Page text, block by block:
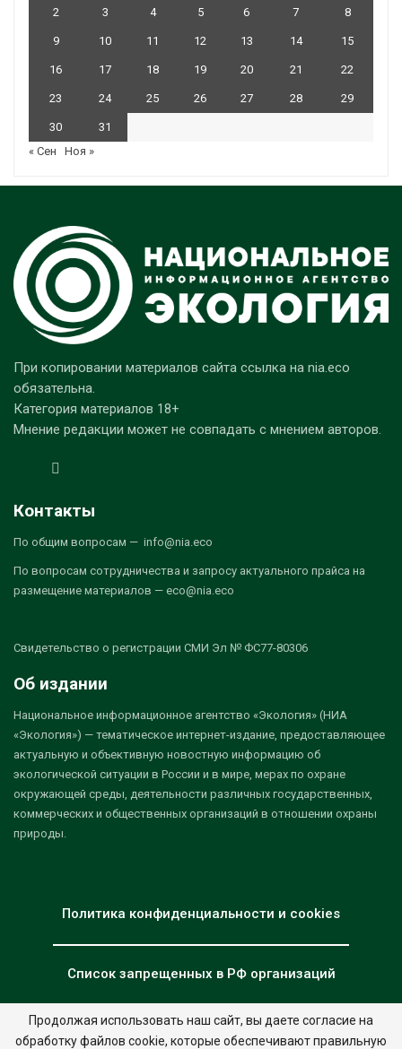
2 3 4 5 6 7 8
9 10 11 12 13 14 15
16 17 18 19 20 21 22
23 24 25 26 27 28 29
30
31
« Сен
Ноя »
При копировании материалов сайта ссылка на nia.eco
обязательна.
Категория материалов 18+
Мнение редакции может не совпадать с мнением авторов.
Контакты
По общим вопросам — info@nia.eco
По вопросам сотрудничества и запросу актуального прайса на
размещение материалов — eco@nia.eco
Свидетельство о регистрации СМИ Эл № ФС77-80306
Об издании
Национальное информационное агентство «Экология» (НИА
«Экология») — тематическое интернет-издание, предоставляющее
актуальную и объективную новостную информацию об
экологической ситуации в России и в мире, мерах по охране
окружающей среды, деятельности различных государственных,
коммерческих и общественных организаций в отношении охраны
природы.
Политика конфиденциальности и cookies
Список запрещенных в РФ организаций
© 2026 - НИА "Экология". Все права защищены. Дизайн:nia.eco
Продолжая использовать наш сайт, вы даете согласие на
обработку файлов cookie, которые обеспечивают правильную